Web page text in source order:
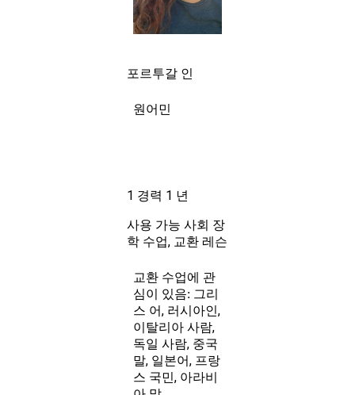
포르투갈 인
원어민
1 경력 1 년
사용 가능 사회 장
학 수업, 교환 레슨
교환 수업에 관
심이 있음: 그리
스 어, 러시아인,
이탈리아 사람,
독일 사람, 중국
말, 일본어, 프랑
스 국민, 아라비